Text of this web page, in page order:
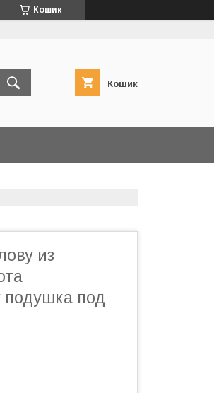
Кошик
Кошик
из
подушка под